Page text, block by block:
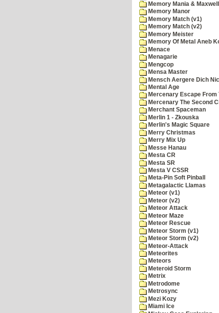
Memory Mania &
Memory Manor
Memory Match (v1)
Memory Match (v2)
Memory Meister
Memory Of Metal Aneb
Menace
Menagarie
Mengcop
Mensa Master
Mensch Aergere Dich
Mental Age
Mercenary Escape From
Mercenary The Second
Merchant Spaceman
Merlin 1 - Zkouska
Merlin's Magic Square
Merry Christmas
Merry Mix Up
Messe Hanau
Mesta CR
Mesta SR
Mesta V CSSR
Meta-Pin Soft Pinball
Metagalactic Llamas
Meteor (v1)
Meteor (v2)
Meteor Attack
Meteor Maze
Meteor Rescue
Meteor Storm (v1)
Meteor Storm (v2)
Meteor-Attack
Meteorites
Meteors
Meteroid Storm
Metrix
Metrodome
Metrosync
Mezi Kozy
Miami Ice